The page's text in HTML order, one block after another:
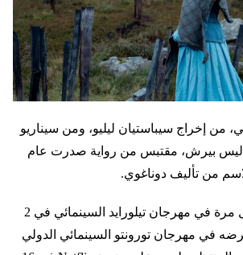
من إخراج سيباستيان ليليو، ومن سيناريو
وأليس بيرش، مقتبس من رواية صدرت عام
الفيلم تم عرضه لأول مرة في مهرجان تيلورايد السينمائي في 2
وتم عرضه في مهرجان تورونتو السينمائي الدولي